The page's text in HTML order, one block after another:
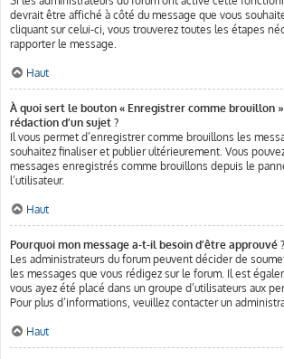
devrait être affiché à côté du message que vous
cliquant sur celui-ci, vous trouverez toutes les étapes
rapporter le message.
Haut
À quoi sert le bouton « Enregistrer comme brouillon
rédaction d’un sujet ?
Il vous permet d’enregistrer comme brouillons les
souhaitez finaliser et publier ultérieurement. Vous
messages enregistrés comme brouillons depuis le
l’utilisateur.
Haut
Pourquoi mon message a-t-il besoin d’être approuvé ?
Les administrateurs du forum peuvent décider de
les messages que vous rédigez sur le forum. Il est
vous ayez été placé dans un groupe d’utilisateurs aux
Pour plus d’informations, veuillez contacter un
Haut